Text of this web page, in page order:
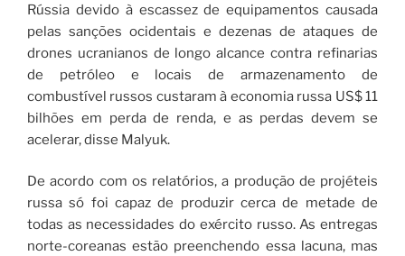
Rússia devido à escassez de equipamentos causada
pelas sanções ocidentais e dezenas de ataques de
drones ucranianos de longo alcance contra refinarias
de petróleo e locais de armazenamento de
combustível russos custaram à economia russa US$ 11
bilhões em perda de renda, e as perdas devem se
acelerar, disse Malyuk.
De acordo com os relatórios, a produção de projéteis
russa só foi capaz de produzir cerca de metade de
todas as necessidades do exército russo. As entregas
norte-coreanas estão preenchendo essa lacuna, mas